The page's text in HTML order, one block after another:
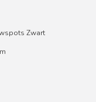
Zwart